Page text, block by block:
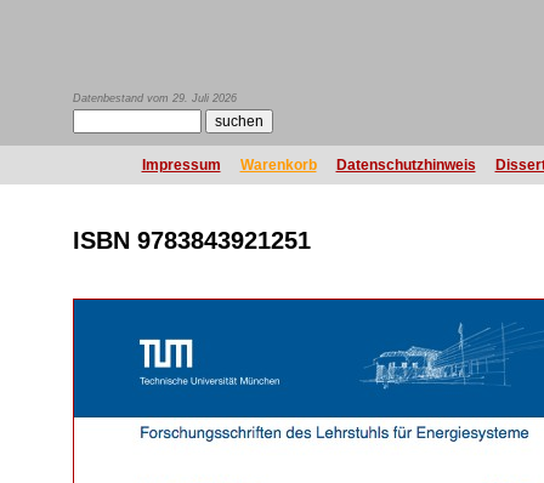
Datenbestand vom 29. Juli 2026
Impressum Warenkorb Datenschutzhinweis
ISBN 9783843921251